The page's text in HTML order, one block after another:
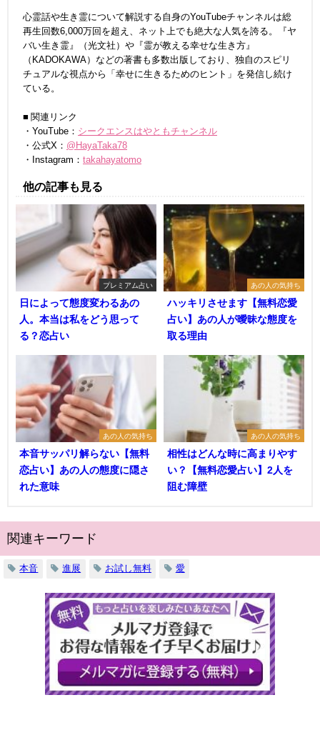
心霊話や生き霊について解説する自身のYouTubeチャンネルは総
再生回数6,000万回を超え、ネット上でも絶大な人気を誇る。『ヤ
バい生き霊』（光文社）や『霊が教える幸せな生き方』
（KADOKAWA）などの著書も多数出版しており、独自のスピリ
チュアルな視点から「幸せに生きるためのヒント」を発信し続け
ている。
■ 関連リンク
・YouTube： シークエンスはやともチャンネル
・公式X： @HayaTaka78
・Instagram： takahayatomo
他の記事も見る
プレミアム占い
日によって態度変わるあの
人。本当は私をどう思って
る？恋占い
あの人の気持ち
ハッキリさせます【無料恋愛
占い】あの人が曖昧な態度を
取る理由
あの人の気持ち
本音サッパリ解らない【無料
恋占い】あの人の態度に隠さ
れた意味
あの人の気持ち
相性はどんな時に高まりやす
い？【無料恋愛占い】2人を
阻む障壁
関連キーワード
本音 進展 お試し無料 愛